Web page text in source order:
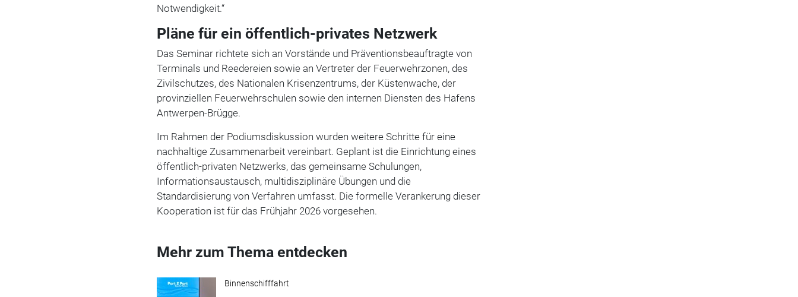
Notwendigkeit.“
Pläne für ein öffentlich-privates Netzwerk
Das Seminar richtete sich an Vorstände und Präventionsbeauftragte von
Terminals und Reedereien sowie an Vertreter der Feuerwehrzonen, des
Zivilschutzes, des Nationalen Krisenzentrums, der Küstenwache, der
provinziellen Feuerwehrschulen sowie den internen Diensten des Hafens
Antwerpen-Brügge.
Im Rahmen der Podiumsdiskussion wurden weitere Schritte für eine
nachhaltige Zusammenarbeit vereinbart. Geplant ist die Einrichtung eines
öffentlich-privaten Netzwerks, das gemeinsame Schulungen,
Informationsaustausch, multidisziplinäre Übungen und die
Standardisierung von Verfahren umfasst. Die formelle Verankerung dieser
Kooperation ist für das Frühjahr 2026 vorgesehen.
Mehr zum Thema entdecken
Binnenschifffahrt